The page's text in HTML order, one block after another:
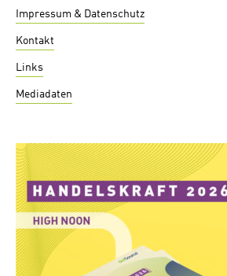
Impressum & Datenschutz
Kontakt
Links
Mediadaten